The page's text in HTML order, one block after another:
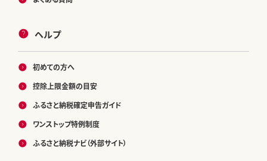
ヘルプ
初めての方へ
控除上限金額の目安
ふるさと納税確定申告ガイド
ワンストップ特例制度
ふるさと納税ナビ（外部サイト）